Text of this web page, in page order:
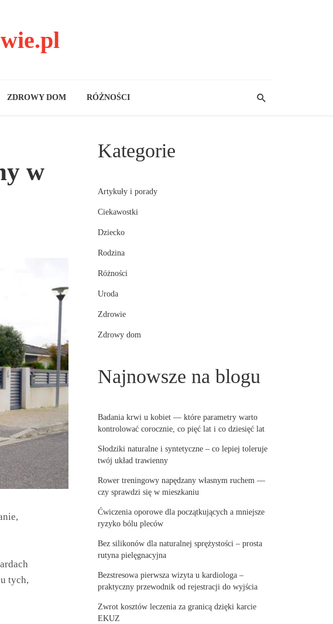
ZDROWY DOM RÓŻNOŚCI
w
tych,
Kategorie
Artykuły i porady
Ciekawostki
Dziecko
Rodzina
Różności
Uroda
Zdrowie
Zdrowy dom
Najnowsze na blogu
Badania krwi u kobiet — które parametry warto
kontrolować corocznie, co pięć lat i co dziesięć lat
Słodziki naturalne i syntetyczne – co lepiej toleruje
twój układ trawienny
Rower treningowy napędzany własnym ruchem —
czy sprawdzi się w mieszkaniu
Ćwiczenia oporowe dla początkujących a mniejsze
ryzyko bólu pleców
Bez silikonów dla naturalnej sprężystości – prosta
rutyna pielęgnacyjna
Bezstresowa pierwsza wizyta u kardiologa –
praktyczny przewodnik od rejestracji do wyjścia
Zwrot kosztów leczenia za granicą dzięki karcie
EKUZ